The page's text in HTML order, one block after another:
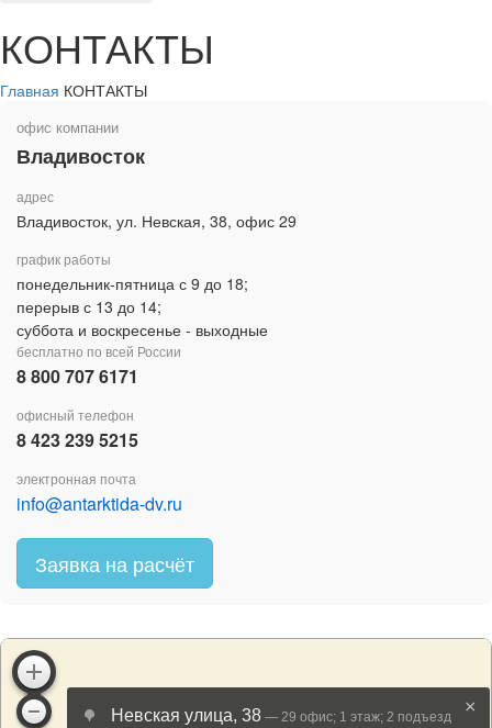
КОНТАКТЫ
Главная КОНТАКТЫ
офис компании
Владивосток
адрес
Владивосток, ул. Невская, 38, офис 29
график работы
понедельник-пятница с 9 до 18;
перерыв с 13 до 14;
суббота и воскресенье - выходные
бесплатно по всей России
8 800 707 6171
офисный телефон
8 423 239 5215
электронная почта
info@antarktida-dv.ru
Заявка на расчёт